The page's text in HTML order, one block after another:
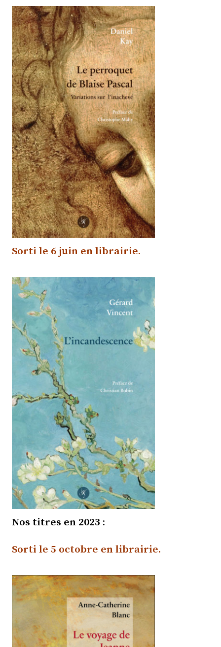
Sorti le 6 juin en librairie.
Nos titres en 2023 :
Sorti le 5 octobre en librairie.